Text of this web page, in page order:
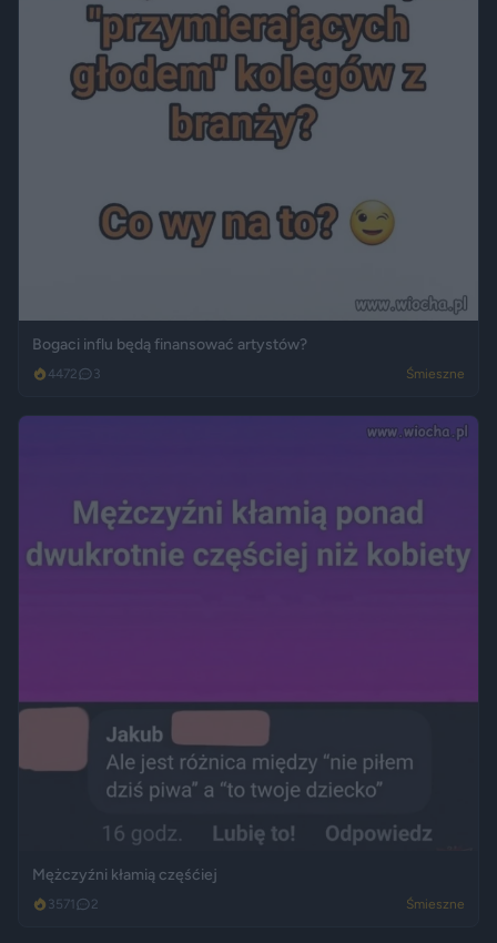
Bogaci influ będą finansować artystów?
4472 3 Śmieszne
Mężczyźni kłamią częśćiej
3571 2 Śmieszne